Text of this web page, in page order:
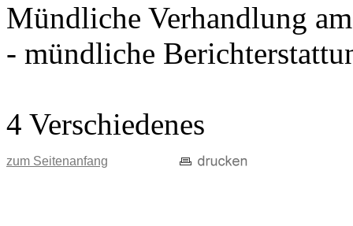
Mündliche Verhandlung
- mündliche
4 Verschiedenes
zum Seitenanfang